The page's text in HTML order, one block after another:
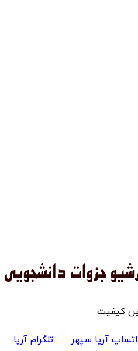
کیفیت
آریا سپهر
تلگرام آریا